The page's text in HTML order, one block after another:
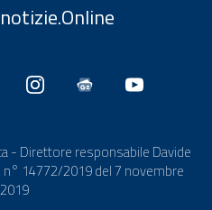
- Direttore responsabile Davide
n° 14772/2019 del 7 novembre
2019